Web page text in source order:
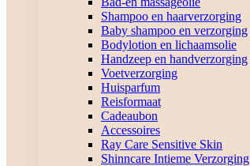
Shampoo en haarverzorging
Baby shampoo en verzorging
Bodylotion en lichaamsolie
Handzeep en handverzorging
Voetverzorging
Huisparfum
Reisformaat
Cadeaubon
Accessoires
Ray Care Sensitive Skin
Shinncare Intieme Verzorging